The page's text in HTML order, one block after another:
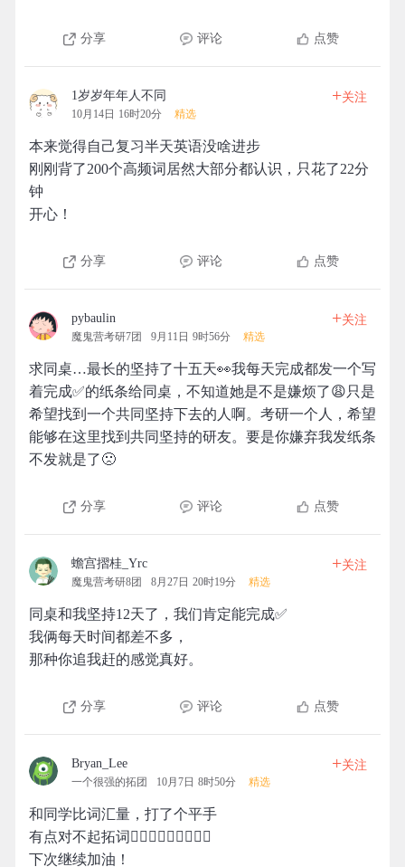
分享 评论 点赞
1岁岁年年人不同
10月14日 16时20分 精选
+关注
本来觉得自己复习半天英语没啥进步
刚刚背了200个高频词居然大部分都认识，只花了22分
钟
开心！
分享 评论 点赞
pybaulin
魔鬼营考研7团 9月11日 9时56分 精选
+关注
求同桌…最长的坚持了十五天👀我每天完成都发一个写
着完成✅的纸条给同桌，不知道她是不是嫌烦了😩只是
希望找到一个共同坚持下去的人啊。考研一个人，希望
能够在这里找到共同坚持的研友。要是你嫌弃我发纸条
不发就是了🙁
分享 评论 点赞
蟾宫摺桂_Yrc
魔鬼营考研8团 8月27日 20时19分 精选
+关注
同桌和我坚持12天了，我们肯定能完成✅
我俩每天时间都差不多，
那种你追我赶的感觉真好。
分享 评论 点赞
Bryan_Lee
一个很强的拓团 10月7日 8时50分 精选
+关注
和同学比词汇量，打了个平手
有点对不起拓词🙍🏻‍♂️🙍🏻‍♂️🙍🏻‍♂️
下次继续加油！